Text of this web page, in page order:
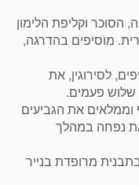
וקליפת הלימון
מוסיפים בהדרגה,
לסירוגין, את
פעמים.
וממלאים את הגביעים
את נפחה במהלך
מרופדת בנייר